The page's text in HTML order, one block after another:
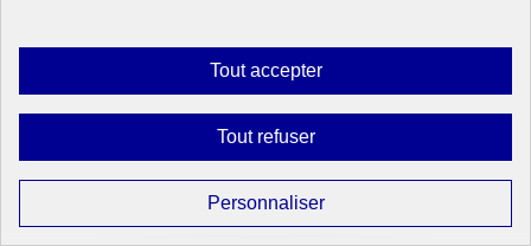
Tout accepterAutoriser
tous
Tout refuserInterdire
tous
PersonnaliserParamétrer
les
Page précédente